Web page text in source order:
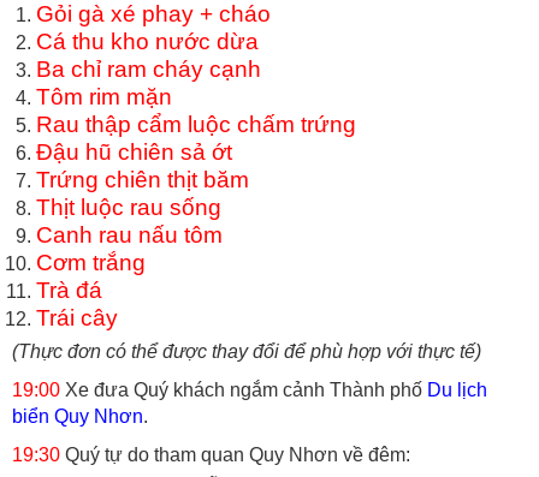
Gỏi gà xé phay + cháo
Cá thu kho nước dừa
Ba chỉ ram cháy cạnh
Tôm rim mặn
Rau thập cẩm luộc chấm trứng
Đậu hũ chiên sả ớt
Trứng chiên thịt băm
Thịt luộc rau sống
Canh rau nấu tôm
Cơm trắng
Trà đá
Trái cây
(Thực đơn có thể được thay đổi để phù hợp với thực tế)
19:00 Xe đưa Quý khách ngắm cảnh Thành phố Du lịch
biển Quy Nhơn.
19:30 Quý tự do tham quan Quy Nhơn về đêm: